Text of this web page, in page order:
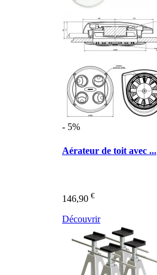
- 5%
Aérateur de toit avec ...
146,90 €
Découvrir